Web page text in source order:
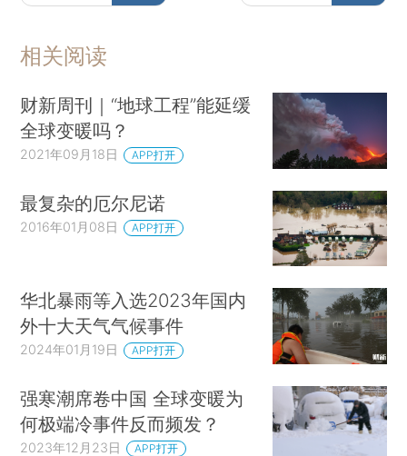
相关阅读
财新周刊｜“地球工程”能延缓
全球变暖吗？
2021年09月18日 APP打开
最复杂的厄尔尼诺
2016年01月08日 APP打开
华北暴雨等入选2023年国内
外十大天气气候事件
2024年01月19日 APP打开
强寒潮席卷中国 全球变暖为
何极端冷事件反而频发？
2023年12月23日 APP打开